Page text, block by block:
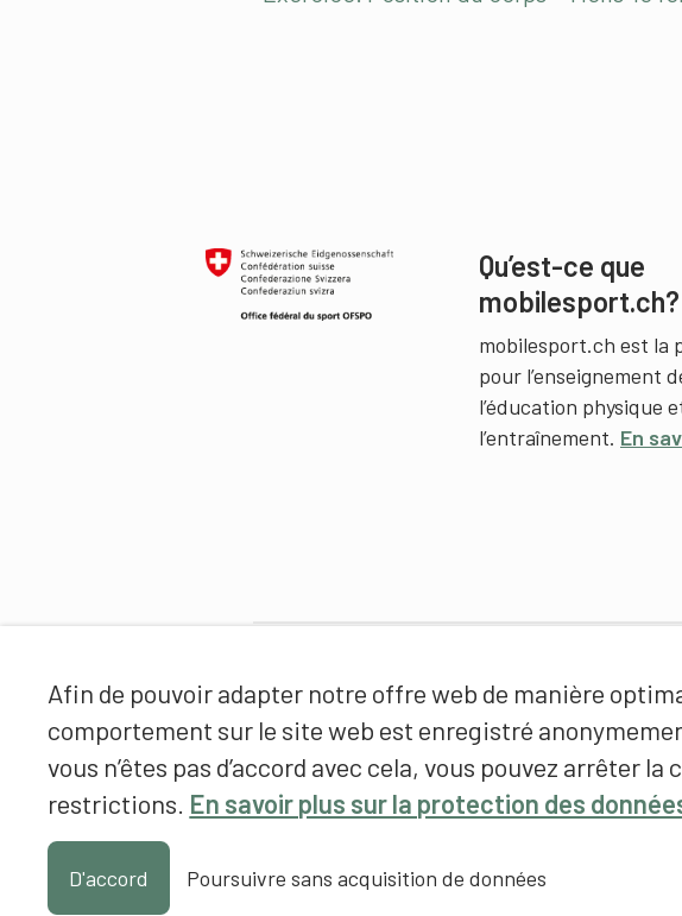
Afin de pouvoir adapter notre offre web de manière
comportement sur le site web est enregistré
vous n’êtes pas d’accord avec cela, vous pouvez arrêter
restrictions. En savoir plus sur la protection des
D'accord Poursuivre sans acquisition de données
Qu’est-ce que
mobilesport.ch?
mobilesport.ch est la
pour l’enseignement
l’éducation physique
l’entraînement. En